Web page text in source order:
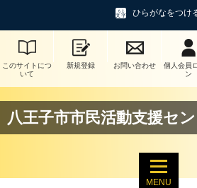
ひらがなをつけ
このサイトにつ
いて
新規登録 お問い合わせ
個人会員
ン
八王子市市民活動支援セ
MENU